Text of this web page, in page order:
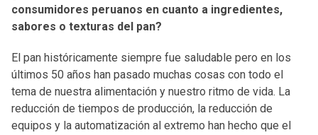
consumidores peruanos en cuanto a ingredientes,
sabores o texturas del pan?
El pan históricamente siempre fue saludable pero en los
últimos 50 años han pasado muchas cosas con todo el
tema de nuestra alimentación y nuestro ritmo de vida. La
reducción de tiempos de producción, la reducción de
equipos y la automatización al extremo han hecho que el